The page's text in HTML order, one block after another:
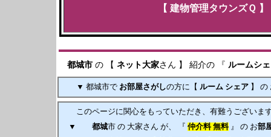
【 建物管理タウンズＱ 】
都城市 の 【 ネット大家さん 】 紹介の 『 ルームシ
▼ 都城市で お部屋さがしの方に【 ルーム シェア 】
このページに関心をもっていただき、有難うございま
▼ 都城市 の 大家さん が、 『 仲介料 無料』 の お部